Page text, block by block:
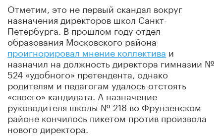
Отметим, это не первый скандал вокруг
назначения директоров школ Санкт-
Петербурга. В прошлом году отдел
образования Московского района
проигнорировал мнение коллектива и
назначил на должность директора гимназии №
524 «удобного» претендента, однако
родителям и педагогам удалось отстоять
«своего» кандидата. А назначение
руководителя школы № 218 во Фрунзенском
районе кончилось пикетом против произвола
нового директора.